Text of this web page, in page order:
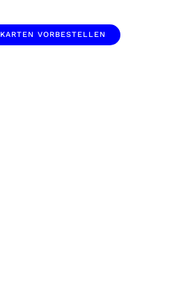
KARTEN VORBESTELLEN